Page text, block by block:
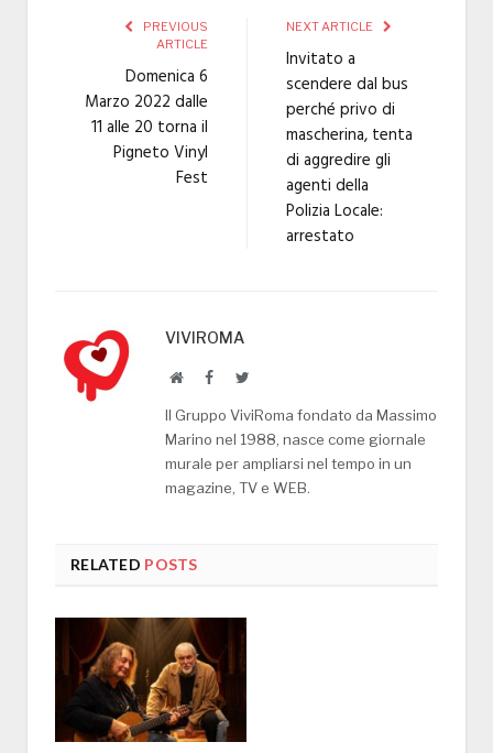
PREVIOUS
ARTICLE
Domenica 6
Marzo 2022 dalle
11 alle 20 torna il
Pigneto Vinyl
Fest
NEXT ARTICLE
Invitato a
scendere dal bus
perché privo di
mascherina, tenta
di aggredire gli
agenti della
Polizia Locale:
arrestato
VIVIROMA
WebsiteFacebookTwitter
Il Gruppo ViviRoma fondato da Massimo
Marino nel 1988, nasce come giornale
murale per ampliarsi nel tempo in un
magazine, TV e WEB.
RELATED POSTS